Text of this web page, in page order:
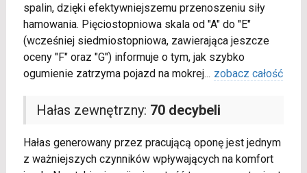
spalin, dzięki efektywniejszemu przenoszeniu siły
hamowania. Pięciostopniowa skala od "A" do "E"
(wcześniej siedmiostopniowa, zawierająca jeszcze
oceny "F" oraz "G") informuje o tym, jak szybko
ogumienie zatrzyma pojazd na mokrej... zobacz całość
Hałas zewnętrzny: 70 decybeli
Hałas generowany przez pracującą oponę jest jednym
z ważniejszych czynników wpływających na komfort